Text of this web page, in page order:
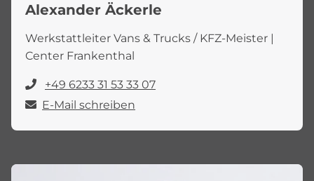
Alexander Äckerle
Werkstattleiter Vans & Trucks / KFZ-Meister |
Center Frankenthal
+49 6233 31 53 33 07
E-Mail schreiben